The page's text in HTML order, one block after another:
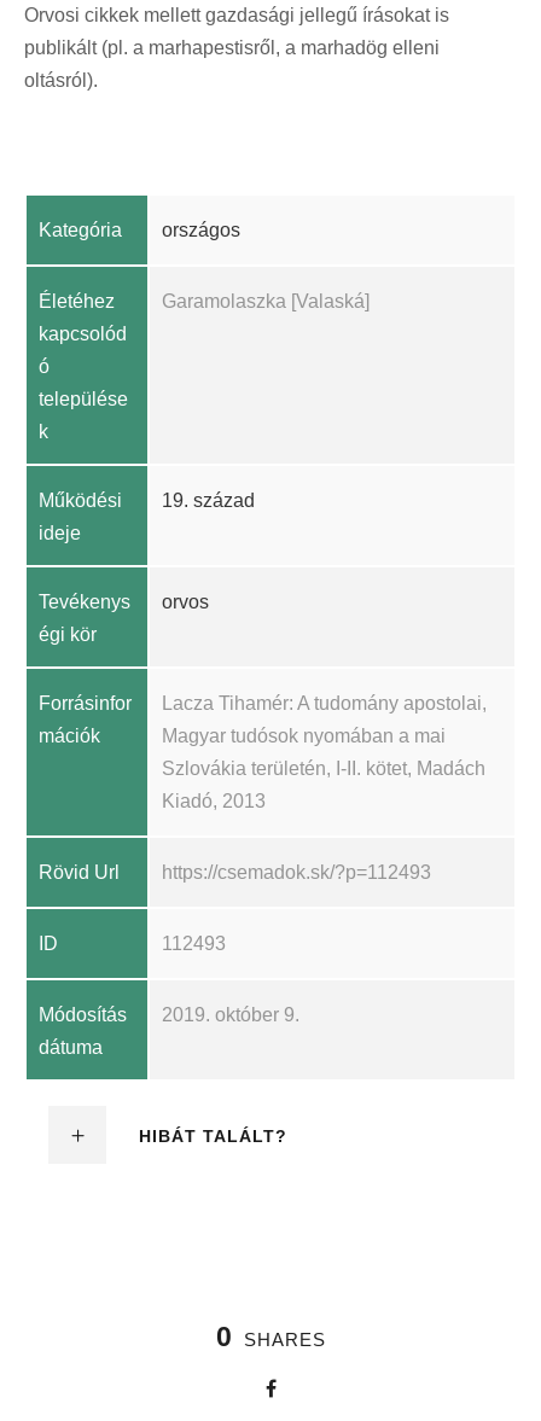
Orvosi cikkek mellett gazdasági jellegű írásokat is
publikált (pl. a marhapestisről, a marhadög elleni
oltásról).
Kategória országos
Életéhez
kapcsolód
ó
települése
k
Garamolaszka [Valaská]
Működési
ideje
19. század
Tevékenys
égi kör
orvos
Forrásinfor
mációk
Lacza Tihamér: A tudomány apostolai,
Magyar tudósok nyomában a mai
Szlovákia területén, I-II. kötet, Madách
Kiadó, 2013
Rövid Url https://csemadok.sk/?p=112493
ID 112493
Módosítás
dátuma
2019. október 9.
HIBÁT TALÁLT?
0 SHARES